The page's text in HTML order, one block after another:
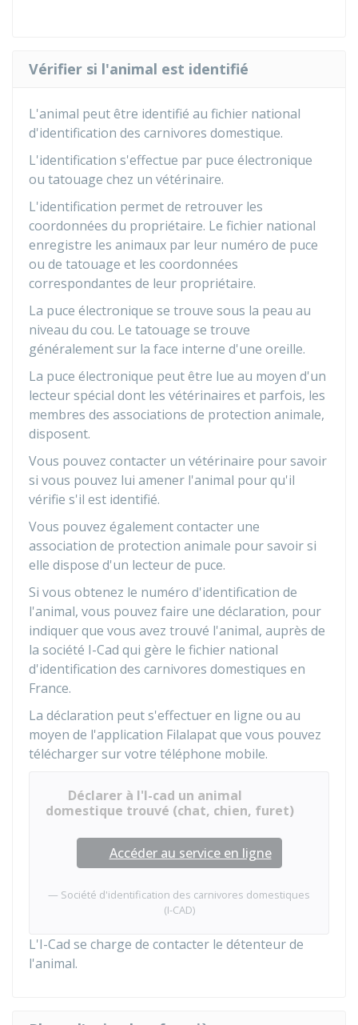
Vérifier si l'animal est identifié
L'animal peut être identifié au fichier national
d'identification des carnivores domestique.
L'identification s'effectue par puce électronique
ou tatouage chez un vétérinaire.
L'identification permet de retrouver les
coordonnées du propriétaire. Le fichier national
enregistre les animaux par leur numéro de puce
ou de tatouage et les coordonnées
correspondantes de leur propriétaire.
La puce électronique se trouve sous la peau au
niveau du cou. Le tatouage se trouve
généralement sur la face interne d'une oreille.
La puce électronique peut être lue au moyen d'un
lecteur spécial dont les vétérinaires et parfois, les
membres des associations de protection animale,
disposent.
Vous pouvez contacter un vétérinaire pour savoir
si vous pouvez lui amener l'animal pour qu'il
vérifie s'il est identifié.
Vous pouvez également contacter une
association de protection animale pour savoir si
elle dispose d'un lecteur de puce.
Si vous obtenez le numéro d'identification de
l'animal, vous pouvez faire une déclaration, pour
indiquer que vous avez trouvé l'animal, auprès de
la société I-Cad qui gère le fichier national
d'identification des carnivores domestiques en
France.
La déclaration peut s'effectuer en ligne ou au
moyen de l'application Filalapat que vous pouvez
télécharger sur votre téléphone mobile.
Déclarer à l'I-cad un animal
domestique trouvé (chat, chien, furet)
Accéder au service en ligne
Société d'identification des carnivores domestiques
(I-CAD)
L'I-Cad se charge de contacter le détenteur de
l'animal.